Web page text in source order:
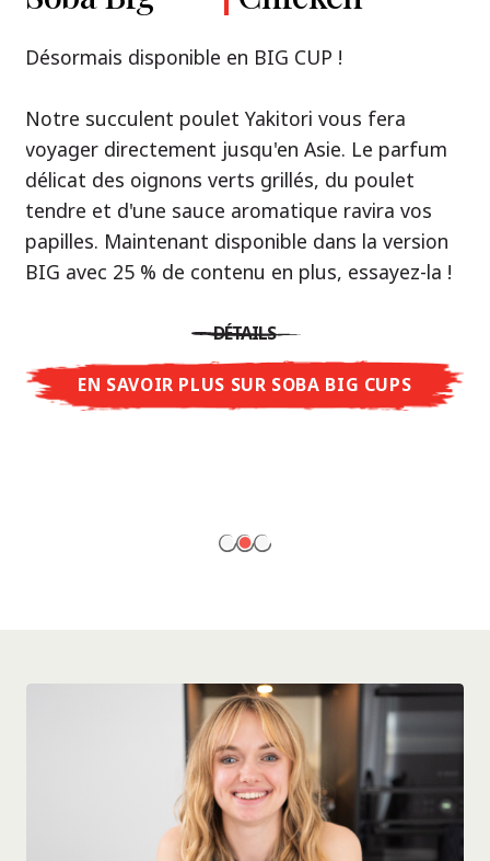
Trois univers de saveurs, un seul objectif : le
vrai ramen de niveau restaurant – sans le
restaurant.
Avec Nissin Ramen Premium, découvrez le
plaisir du ramen japonais comme jamais
Yuzu, épicé et relevé avec Spicy Miso, ou
crémeux et gourmand avec Tonkotsu. Le goût
authentique du restaurant – à savourer chez
Désormais disponible en BIG CUP !
Notre succulent poulet Yakitori vous fera
voyager directement jusqu'en Asie. Le parfum
délicat des oignons verts grillés, du poulet
tendre et d'une sauce aromatique ravira vos
papilles. Maintenant disponible dans la version
BIG avec 25 % de contenu en plus, essayez-la !
DÉTAILS
EN SAVOIR PLUS SUR SOBA BIG CUPS
Notre recommandation: découvrez le goût de
Ramen !
Une soupe ramen qui, comme la cuisine
thaïlandaise elle-même, est synonyme
d'équilibre parfait et d'harmonie gustative.
La saveur de poulet caramélisé combinée aux
expérience gustative asiatique authentique.
DÉTAILS